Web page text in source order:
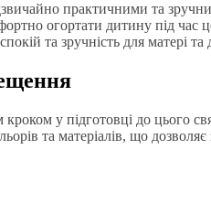
практичними та
огортати дитину під час
та зручність для матері
у підготовці до цього
та матеріалів, що дозволяє